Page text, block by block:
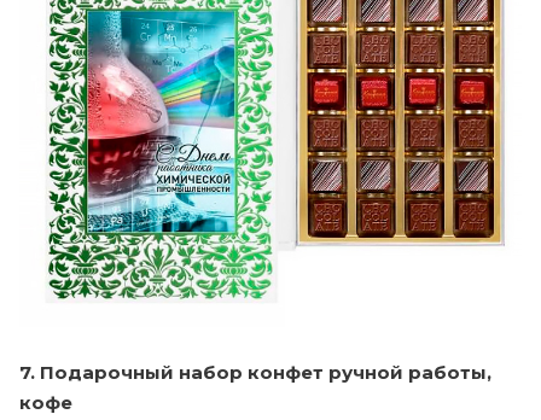
7. Подарочный набор конфет ручной работы,
кофе